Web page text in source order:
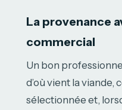
La provenance
commercial
Un bon
d’où vient la viande,
sélectionnée et,